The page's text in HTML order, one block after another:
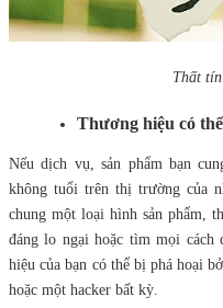
Thất
Thương hiệu có
Nếu dịch vụ, sản phẩm bạn
không tuổi trên thị trường của
chung một loại hình sản phẩm,
đáng lo ngại hoặc tìm mọi cách
hiệu của bạn có thể bị phá hoại
hoặc một hacker bất kỳ.